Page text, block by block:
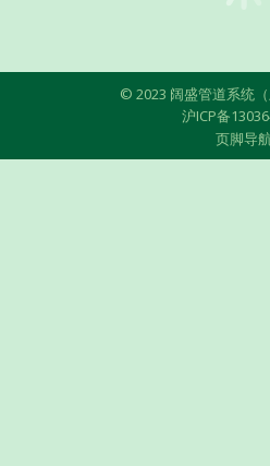
© 2023 阔盛管道系统
沪ICP备
页脚导航